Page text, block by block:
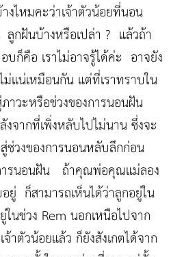
ไหมคะว่าเจ้าตัวน้อยที่นอน
กฝันบ้างหรือเปล่า ? แล้วถ้า
ก็คือ เราไม่อาจรู้ได้ค่ะ อาจยัง
แน่เหมือนกัน แต่ที่เราทราบใน
าวะหรือช่วงของการนอนฝัน
จากที่เพิ่งหลับไปไม่นาน ซึ่งจะ
ช่วงของการนอนหลับลึกก่อน
ารนอนฝัน ถ้าคุณพ่อคุณแม่ลอง
ยู่ ก็สามารถเห็นได้ว่าลูกอยู่ใน
นช่วง Rem นอกเหนือไปจาก
าตัวน้อยแล้ว ก็ยังสังเกตได้จาก